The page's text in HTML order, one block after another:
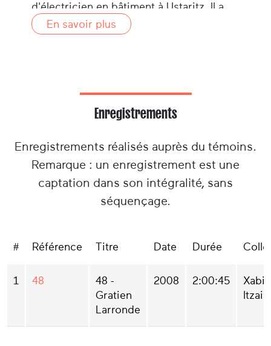
d'électricien en bâtiment à Ustaritz. Il a
vécu et travaillé à Oihanburua jusqu'à son
à Ciboure et devient artisan reprographe
à Saint-Jean-de-Luz, de 1968 à 1998. Il
témoignage a par ailleurs été recueilli
danns le cadre de cette collecte.
En savoir plus
Enregistrements
Enregistrements réalisés auprès du témoins.
Remarque : un enregistrement est une
captation dans son intégralité, sans
séquençage.
# Référence Titre Date Durée
1 48
48 -
Gratien
Larronde
2008 2:00:45